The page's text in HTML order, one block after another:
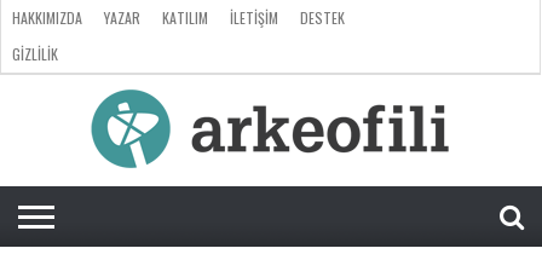
ARKEOLOJI
ANTROPOLOJI
PALEONTOLOJI
EVRIM
DOSYA
CEVAP
RÖPORTAJ
HAKKIMIZDA YAZAR KATILIM İLETIŞIM
DESTEK
GIZLILIK